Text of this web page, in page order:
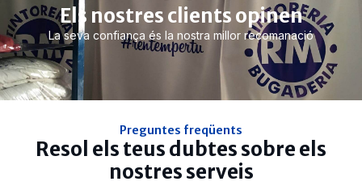
Els nostres clients opinen
La seva confiança és la nostra millor recomanació
Preguntes freqüents
Resol els teus dubtes sobre els
nostres serveis